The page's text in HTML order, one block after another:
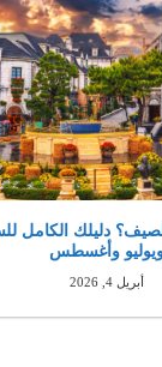
دليلك الكامل
وأغسطس
أبريل 4, 2026